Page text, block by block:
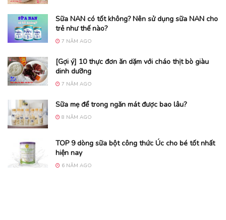
Sữa NAN có tốt không? Nên sử dụng sữa NAN cho
trẻ như thế nào?
7 NĂM AGO
[Gợi ý] 10 thực đơn ăn dặm với cháo thịt bò giàu
dinh dưỡng
7 NĂM AGO
Sữa mẹ để trong ngăn mát được bao lâu?
8 NĂM AGO
TOP 9 dòng sữa bột công thức Úc cho bé tốt nhất
hiện nay
6 NĂM AGO